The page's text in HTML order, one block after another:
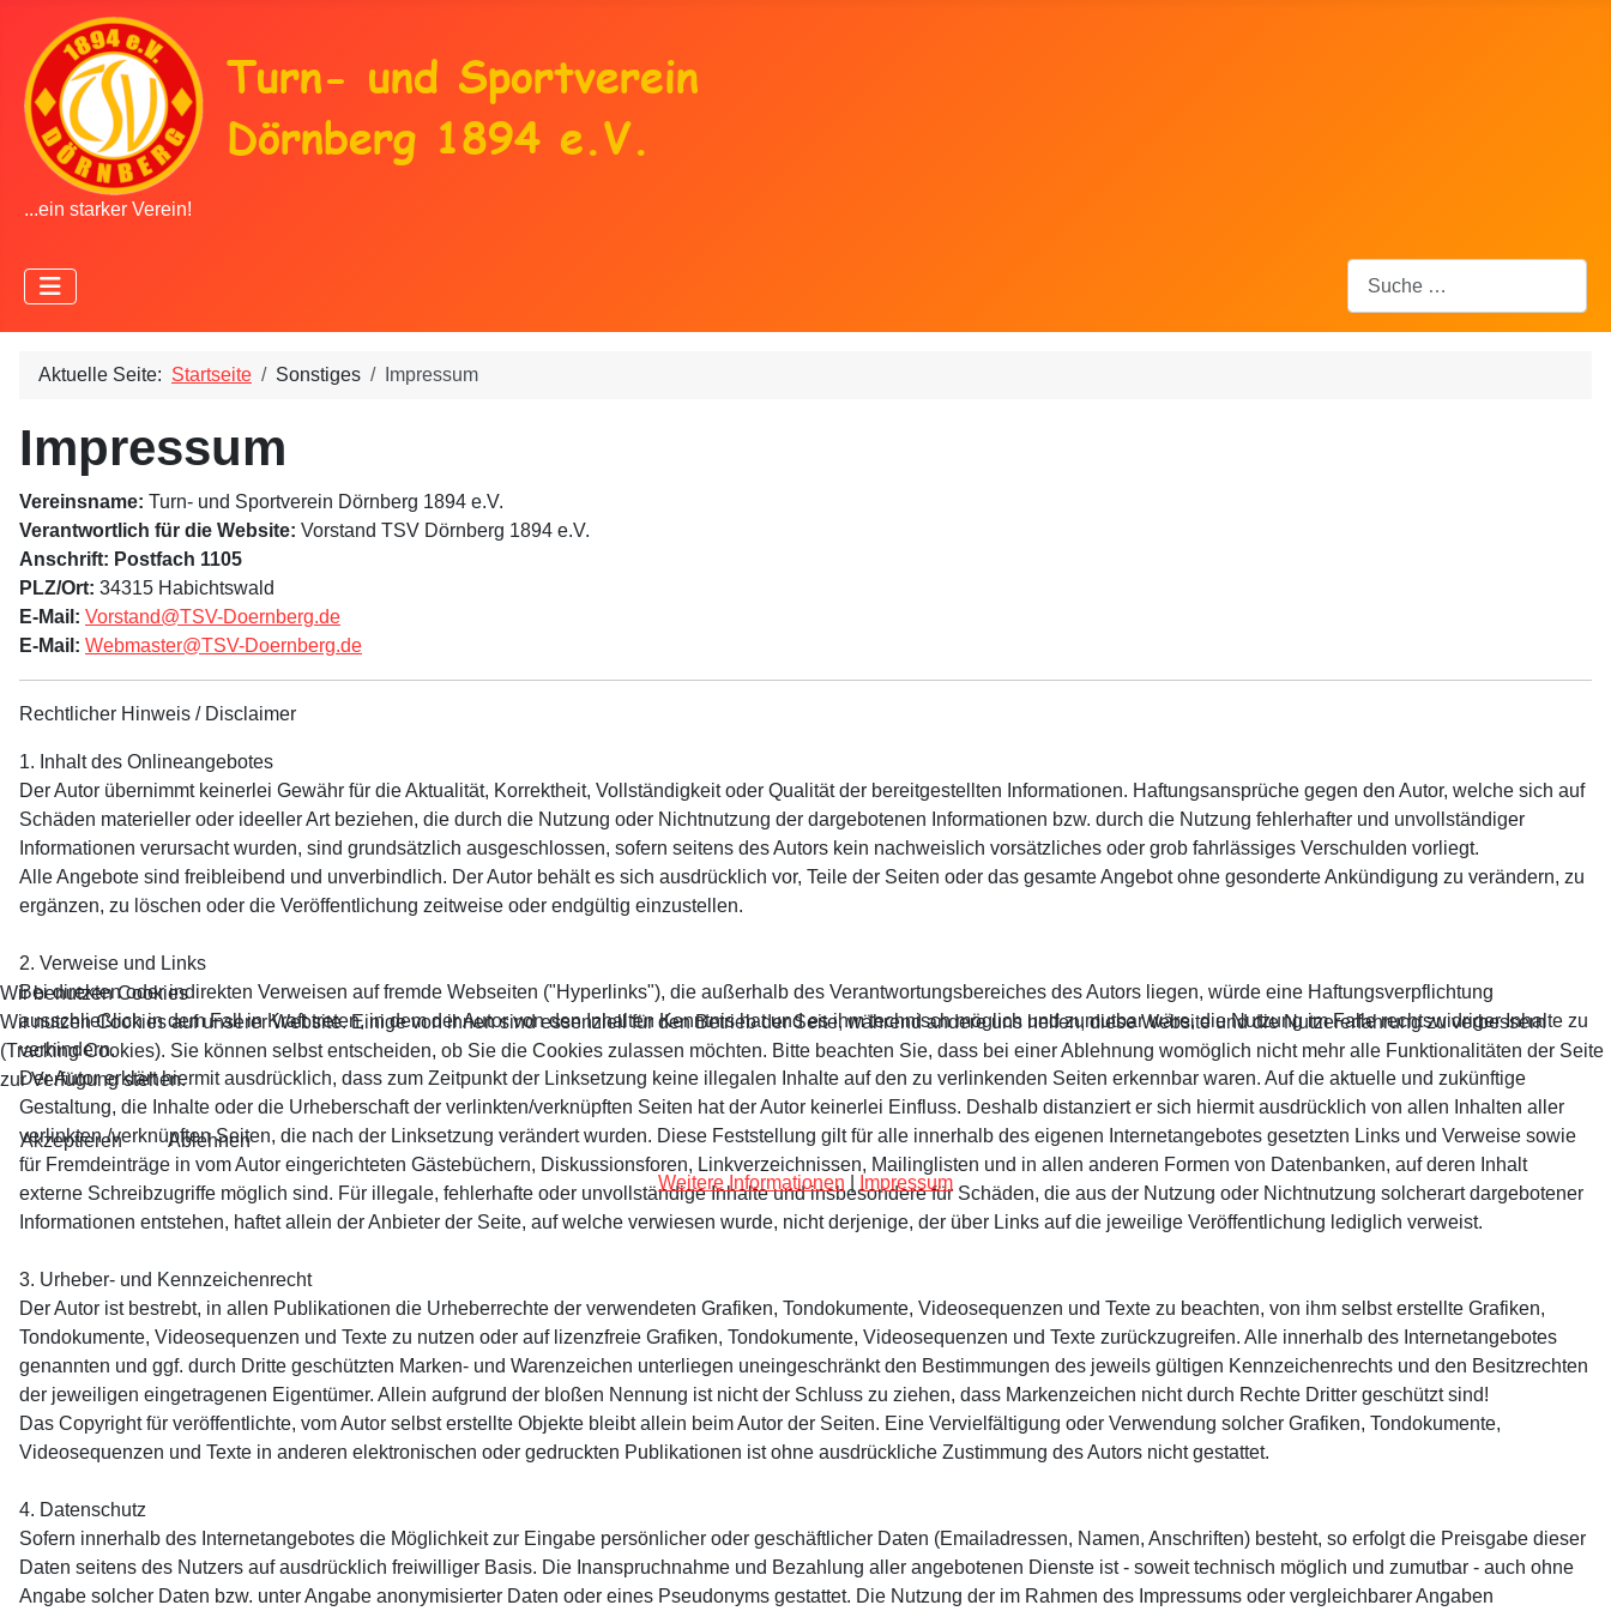
...ein starker Verein!
Aktuelle Seite: Startseite Sonstiges Impressum
Impressum
Vereinsname: Turn- und Sportverein Dörnberg 1894 e.V.
Verantwortlich für die Website: Vorstand TSV Dörnberg 1894 e.V.
Anschrift: Postfach 1105
PLZ/Ort: 34315 Habichtswald
E-Mail: Vorstand@TSV-Doernberg.de
E-Mail: Webmaster@TSV-Doernberg.de
Rechtlicher Hinweis / Disclaimer
1. Inhalt des Onlineangebotes
Der Autor übernimmt keinerlei Gewähr für die Aktualität, Korrektheit, Vollständigkeit oder Qualität der bereitgestellten Informationen. Haftungsansprüche gegen den Autor, welche sich auf
Schäden materieller oder ideeller Art beziehen, die durch die Nutzung oder Nichtnutzung der dargebotenen Informationen bzw. durch die Nutzung fehlerhafter und unvollständiger
Informationen verursacht wurden, sind grundsätzlich ausgeschlossen, sofern seitens des Autors kein nachweislich vorsätzliches oder grob fahrlässiges Verschulden vorliegt.
Alle Angebote sind freibleibend und unverbindlich. Der Autor behält es sich ausdrücklich vor, Teile der Seiten oder das gesamte Angebot ohne gesonderte Ankündigung zu verändern, zu
ergänzen, zu löschen oder die Veröffentlichung zeitweise oder endgültig einzustellen.
2. Verweise und Links
Bei direkten oder indirekten Verweisen auf fremde Webseiten ("Hyperlinks"), die außerhalb des Verantwortungsbereiches des Autors liegen, würde eine Haftungsverpflichtung
ausschließlich in dem Fall in Kraft treten, in dem der Autor von den Inhalten Kenntnis hat und es ihm technisch möglich und zumutbar wäre, die Nutzung im Falle rechtswidriger Inhalte zu
verhindern.
Der Autor erklärt hiermit ausdrücklich, dass zum Zeitpunkt der Linksetzung keine illegalen Inhalte auf den zu verlinkenden Seiten erkennbar waren. Auf die aktuelle und zukünftige
Gestaltung, die Inhalte oder die Urheberschaft der verlinkten/verknüpften Seiten hat der Autor keinerlei Einfluss. Deshalb distanziert er sich hiermit ausdrücklich von allen Inhalten aller
verlinkten /verknüpften Seiten, die nach der Linksetzung verändert wurden. Diese Feststellung gilt für alle innerhalb des eigenen Internetangebotes gesetzten Links und Verweise sowie
für Fremdeinträge in vom Autor eingerichteten Gästebüchern, Diskussionsforen, Linkverzeichnissen, Mailinglisten und in allen anderen Formen von Datenbanken, auf deren Inhalt
externe Schreibzugriffe möglich sind. Für illegale, fehlerhafte oder unvollständige Inhalte und insbesondere für Schäden, die aus der Nutzung oder Nichtnutzung solcherart dargebotener
Informationen entstehen, haftet allein der Anbieter der Seite, auf welche verwiesen wurde, nicht derjenige, der über Links auf die jeweilige Veröffentlichung lediglich verweist.
3. Urheber- und Kennzeichenrecht
Der Autor ist bestrebt, in allen Publikationen die Urheberrechte der verwendeten Grafiken, Tondokumente, Videosequenzen und Texte zu beachten, von ihm selbst erstellte Grafiken,
Tondokumente, Videosequenzen und Texte zu nutzen oder auf lizenzfreie Grafiken, Tondokumente, Videosequenzen und Texte zurückzugreifen. Alle innerhalb des Internetangebotes
genannten und ggf. durch Dritte geschützten Marken- und Warenzeichen unterliegen uneingeschränkt den Bestimmungen des jeweils gültigen Kennzeichenrechts und den Besitzrechten
der jeweiligen eingetragenen Eigentümer. Allein aufgrund der bloßen Nennung ist nicht der Schluss zu ziehen, dass Markenzeichen nicht durch Rechte Dritter geschützt sind!
Das Copyright für veröffentlichte, vom Autor selbst erstellte Objekte bleibt allein beim Autor der Seiten. Eine Vervielfältigung oder Verwendung solcher Grafiken, Tondokumente,
Videosequenzen und Texte in anderen elektronischen oder gedruckten Publikationen ist ohne ausdrückliche Zustimmung des Autors nicht gestattet.
4. Datenschutz
Sofern innerhalb des Internetangebotes die Möglichkeit zur Eingabe persönlicher oder geschäftlicher Daten (Emailadressen, Namen, Anschriften) besteht, so erfolgt die Preisgabe dieser
Daten seitens des Nutzers auf ausdrücklich freiwilliger Basis. Die Inanspruchnahme und Bezahlung aller angebotenen Dienste ist - soweit technisch möglich und zumutbar - auch ohne
Angabe solcher Daten bzw. unter Angabe anonymisierter Daten oder eines Pseudonyms gestattet. Die Nutzung der im Rahmen des Impressums oder vergleichbarer Angaben
Wir benutzen Cookies
Wir nutzen Cookies auf unserer Website. Einige von ihnen sind essenziell für den Betrieb der Seite, während andere uns helfen, diese Website und die Nutzererfahrung zu verbessern
(Tracking Cookies). Sie können selbst entscheiden, ob Sie die Cookies zulassen möchten. Bitte beachten Sie, dass bei einer Ablehnung womöglich nicht mehr alle Funktionalitäten der Seite
zur Verfügung stehen.
Akzeptieren Ablehnen
Weitere Informationen Impressum